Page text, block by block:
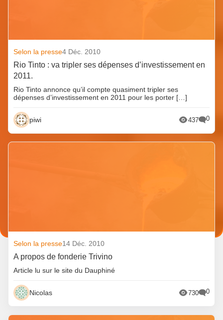
Selon la presse4 Déc. 2010
Rio Tinto : va tripler ses dépenses d’investissement en
2011.
Rio Tinto annonce qu’il compte quasiment tripler ses
dépenses d’investissement en 2011 pour les porter […]
piwi 437 0
Selon la presse14 Déc. 2010
A propos de fonderie Trivino
Article lu sur le site du Dauphiné
Nicolas 730 0